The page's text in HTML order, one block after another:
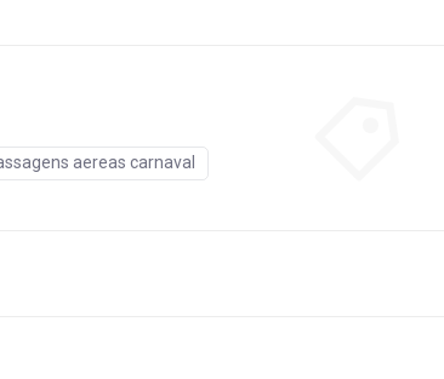
aereas carnaval